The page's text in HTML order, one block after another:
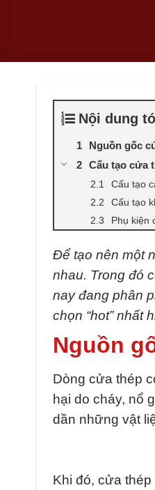
Nội dung
Nguồn gốc
Cấu tạo cửa
Cấu tạo
Cấu tạo
Phụ kiện
Để tạo nên một
nhau. Trong đó
nay đang phân
chọn “hot” nhất
Nguồn
Dòng cửa thép
hại do cháy, nổ
dần những vật
Khi đó, cửa